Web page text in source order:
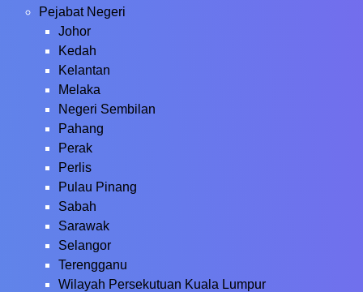
Pejabat Negeri
Johor
Kedah
Kelantan
Melaka
Negeri Sembilan
Pahang
Perak
Perlis
Pulau Pinang
Sabah
Sarawak
Selangor
Terengganu
Wilayah Persekutuan Kuala Lumpur